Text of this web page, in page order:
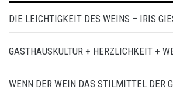
DIE LEICHTIGKEIT DES WEINS – IRIS
GASTHAUSKULTUR + HERZLICHKEIT +
WENN DER WEIN DAS STILMITTEL DER